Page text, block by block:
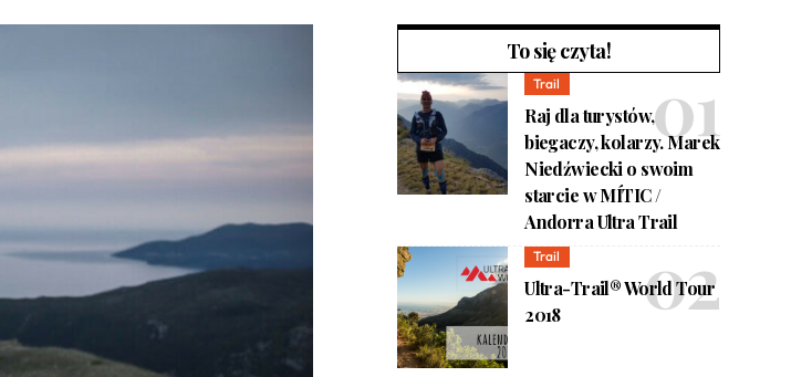
To się czyta!
Trail
Raj dla turystów,
biegaczy, kolarzy. Marek
Niedźwiecki o swoim
starcie w MÍTIC /
Andorra Ultra Trail
Trail
Ultra-Trail® World Tour
2018